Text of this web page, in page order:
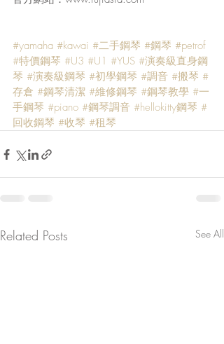
#yamaha #kawai #二手鋼琴 #鋼琴 #petrof
#特價鋼琴 #U3 #U1 #YUS #演奏級直身鋼
琴 #演奏級鋼琴 #初學鋼琴 #調音 #搬琴 #
存倉 #鋼琴清潔 #維修鋼琴 #鋼琴教學 #一
手鋼琴 #piano #鋼琴調音 #hellokitty鋼琴 #
回收鋼琴 #收琴 #租琴
Related Posts See All